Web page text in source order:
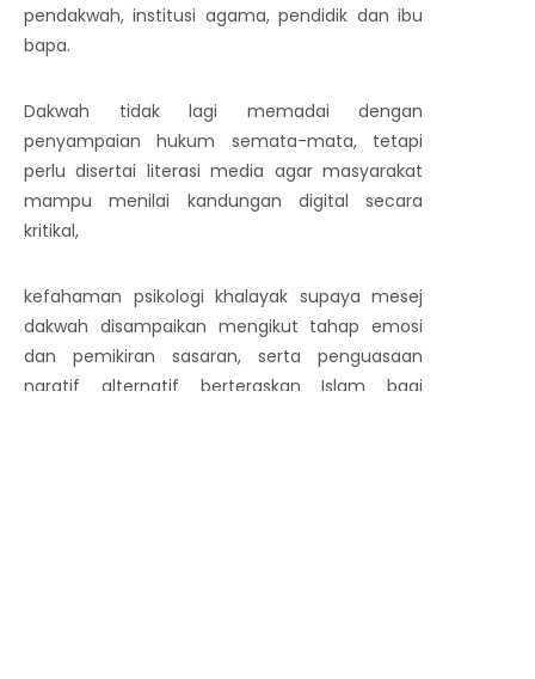
pendakwah, institusi agama, pendidik dan ibu
bapa.
Dakwah tidak lagi memadai dengan
penyampaian hukum semata-mata, tetapi
perlu disertai literasi media agar masyarakat
mampu menilai kandungan digital secara
kritikal,
kefahaman psikologi khalayak supaya mesej
dakwah disampaikan mengikut tahap emosi
dan pemikiran sasaran, serta penguasaan
naratif alternatif berteraskan Islam bagi